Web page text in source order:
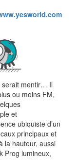
serait mentir… Il
ou moins FM,
et
ubiquiste d’un
principaux et
la hauteur, aussi
Prog lumineux,